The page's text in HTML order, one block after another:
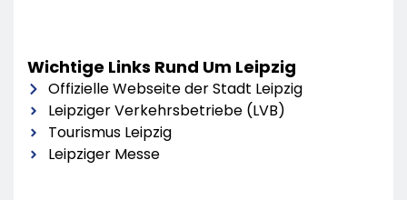
Wichtige Links Rund Um Leipzig
Offizielle Webseite der Stadt Leipzig
Leipziger Verkehrsbetriebe (LVB)
Tourismus Leipzig
Leipziger Messe